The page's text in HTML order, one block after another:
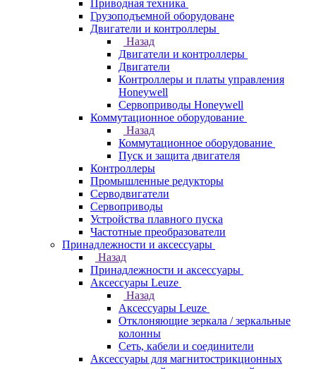
Приводная техника
Грузоподъемной оборудоване
Двигатели и контроллеры
Назад
Двигатели и контроллеры
Двигатели
Контроллеры и платы управления
Honeywell
Сервоприводы Honeywell
Коммутационное оборудование
Назад
Коммутационное оборудование
Пуск и защита двигателя
Контроллеры
Промышленные редукторы
Серводвигатели
Сервоприводы
Устройства плавного пуска
Частотные преобразователи
Принадлежности и аксессуары
Назад
Принадлежности и аксессуары
Аксессуары Leuze
Назад
Аксессуары Leuze
Отклоняющие зеркала / зеркальные
колонны
Сеть, кабели и соединители
Аксессуары для магнитострикционных